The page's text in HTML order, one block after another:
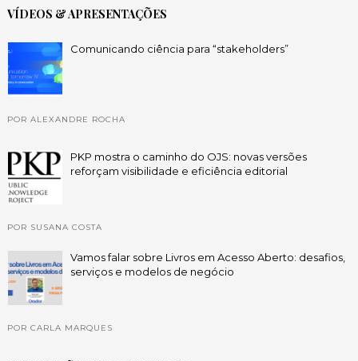
VÍDEOS & APRESENTAÇÕES
Comunicando ciência para “stakeholders”
POR ALEXANDRE ROCHA
PKP mostra o caminho do OJS: novas versões
reforçam visibilidade e eficiência editorial
POR SUSANA COSTA
Vamos falar sobre Livros em Acesso Aberto: desafios,
serviços e modelos de negócio
POR CARLA MARQUES